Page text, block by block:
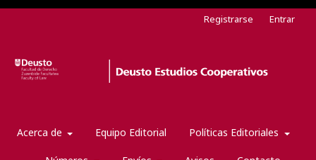
Acerca de Equipo Editorial Políticas Editoriales
Registrarse Entrar